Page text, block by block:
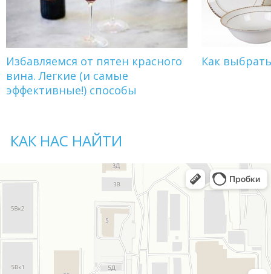
Избавляемся от пятен красного
вина. Легкие (и самые
эффективные!) способы
Как
КАК НАС НАЙТИ